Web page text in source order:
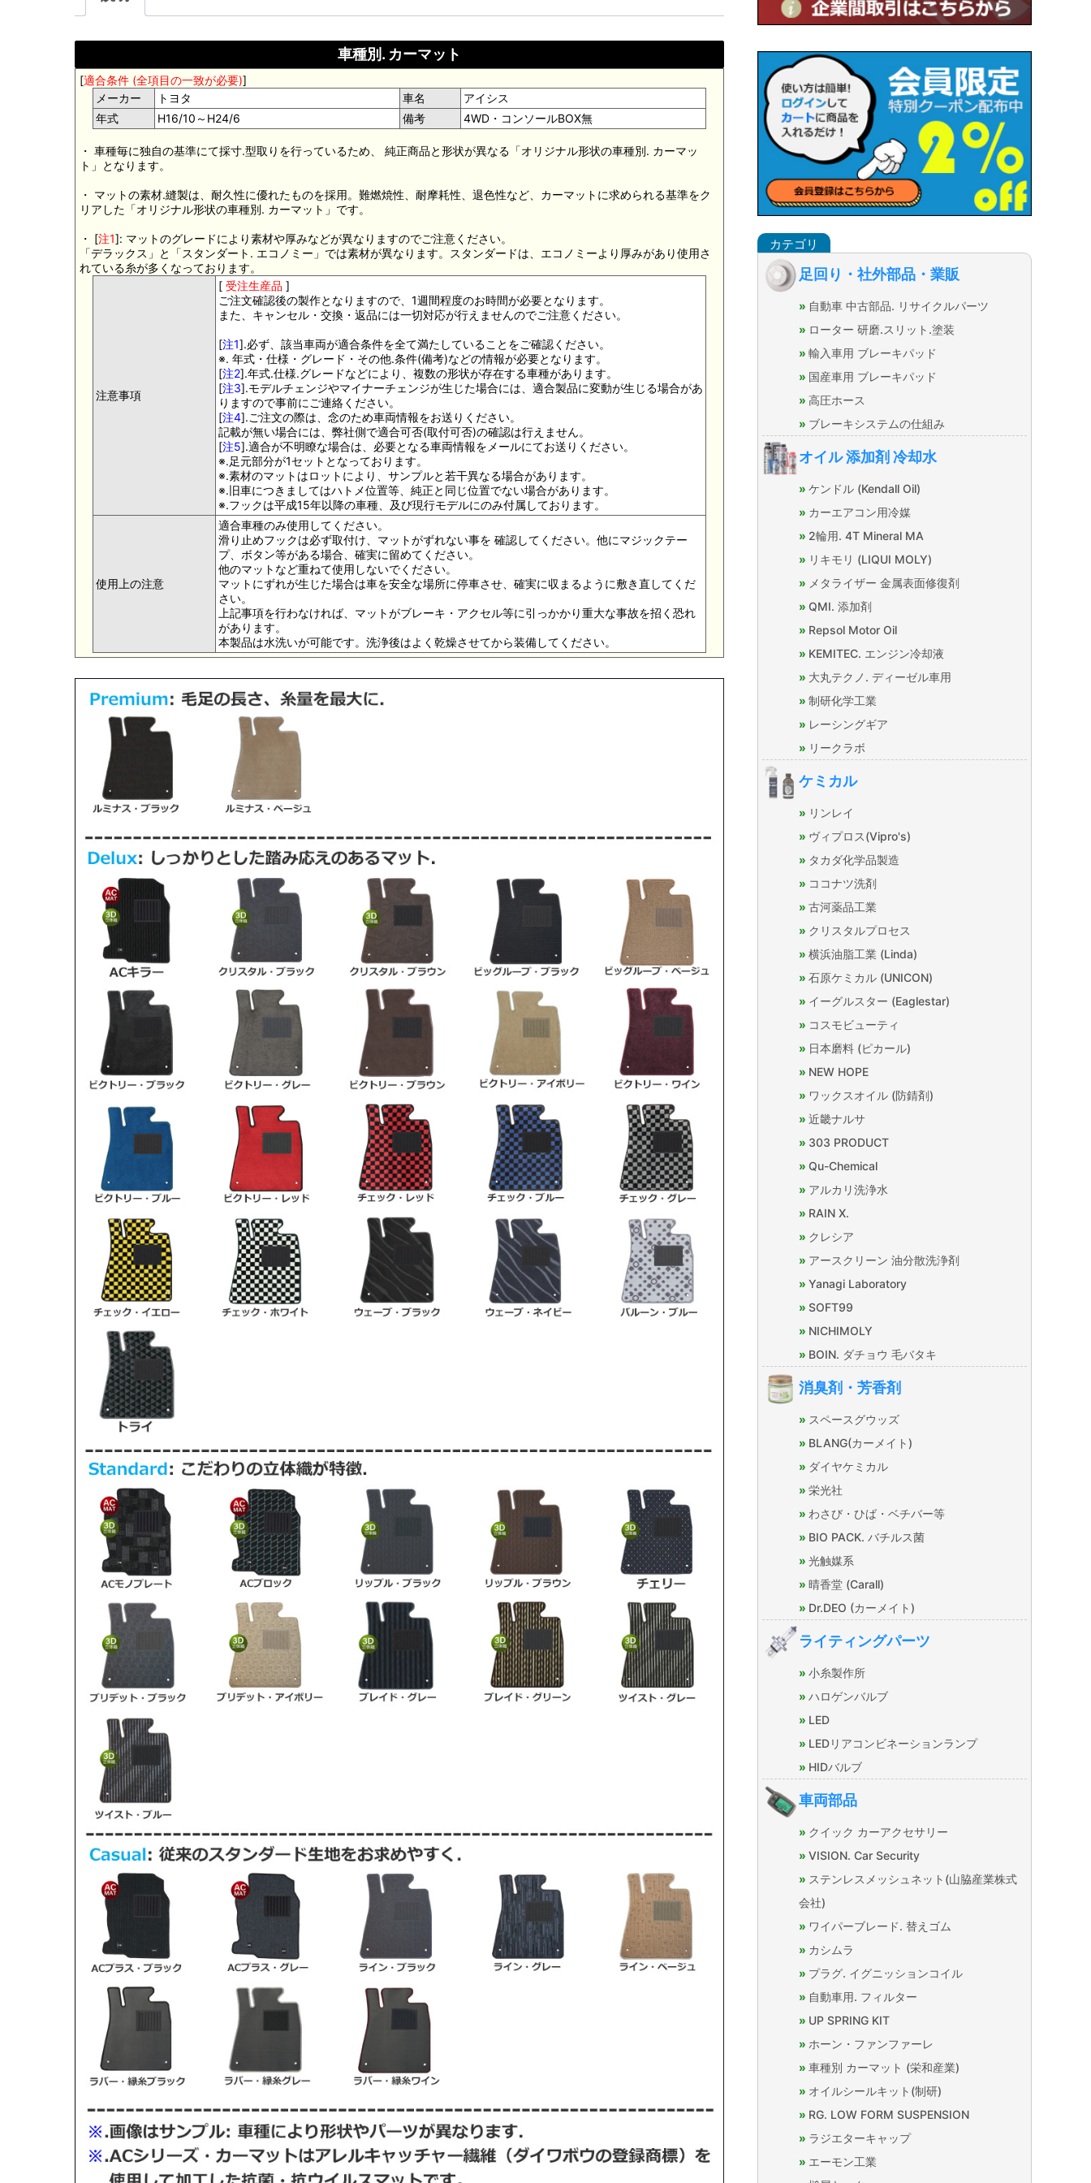
車種別. カーマット
[適合条件 (全項目の一致が必要)]
メーカー
トヨタ 車名
アイシス
年式
H16/10～H24/6 備考 4WD・コンソールBOX無
・ 車種毎に独自の基準にて採寸.型取りを行っているため、 純正商品と形状が異なる「オリジナル形状の車種別. カーマッ
ト」となります。
・ マットの素材.縫製は、耐久性に優れたものを採用。難燃焼性、耐摩耗性、退色性など、カーマットに求められる基準をク
リアした「オリジナル形状の車種別. カーマット」です。
・ [注1]: マットのグレードにより素材や厚みなどが異なりますのでご注意ください。
「デラックス」と「スタンダート. エコノミー」では素材が異なります。スタンダードは、エコノミーより厚みがあり使用さ
れている糸が多くなっております。
注意事項
[ 受注生産品 ]
ご注文確認後の製作となりますので、1週間程度のお時間が必要となります。
また、キャンセル・交換・返品には一切対応が行えませんのでご注意ください。
[注1].必ず、該当車両が適合条件を全て満たしていることをご確認ください。
※. 年式・仕様・グレード・その他.条件(備考)などの情報が必要となります。
[注2].年式.仕様.グレードなどにより、複数の形状が存在する車種があります。
[注3].モデルチェンジやマイナーチェンジが生じた場合には、適合製品に変動が生じる場合があ
りますので事前にご連絡ください。
[注4].ご注文の際は、念のため車両情報をお送りください。
記載が無い場合には、弊社側で適合可否(取付可否)の確認は行えません。
[注5].適合が不明瞭な場合は、必要となる車両情報をメールにてお送りください。
※.足元部分が1セットとなっております。
※.素材のマットはロットにより、サンプルと若干異なる場合があります。
※.旧車につきましてはハトメ位置等、純正と同じ位置でない場合があります。
※.フックは平成15年以降の車種、及び現行モデルにのみ付属しております。
使用上の注意
適合車種のみ使用してください。
滑り止めフックは必ず取付け、マットがずれない事を 確認してください。他にマジックテー
プ、ボタン等がある場合、確実に留めてください。
他のマットなど重ねて使用しないでください。
マットにずれが生じた場合は車を安全な場所に停車させ、確実に収まるように敷き直してくだ
さい。
上記事項を行わなければ、マットがブレーキ・アクセル等に引っかかり重大な事故を招く恐れ
があります。
本製品は水洗いが可能です。洗浄後はよく乾燥させてから装備してください。
足回り・社外部品・業販
自動車 中古部品. リサイクルパーツ
ローター 研磨.スリット.塗装
輸入車用 ブレーキパッド
国産車用 ブレーキパッド
高圧ホース
ブレーキシステムの仕組み
オイル 添加剤 冷却水
ケンドル (Kendall Oil)
カーエアコン用冷媒
2輪用. 4T Mineral MA
リキモリ (LIQUI MOLY)
メタライザー 金属表面修復剤
QMI. 添加剤
Repsol Motor Oil
KEMITEC. エンジン冷却液
大丸テクノ. ディーゼル車用
制研化学工業
レーシングギア
リークラボ
ケミカル
リンレイ
ヴィプロス(Vipro's)
タカダ化学品製造
ココナツ洗剤
古河薬品工業
クリスタルプロセス
横浜油脂工業 (Linda)
石原ケミカル (UNICON)
イーグルスター (Eaglestar)
コスモビューティ
日本磨料 (ピカール)
NEW HOPE
ワックスオイル (防錆剤)
近畿ナルサ
303 PRODUCT
Qu-Chemical
アルカリ洗浄水
RAIN X.
クレシア
アースクリーン 油分散洗浄剤
Yanagi Laboratory
SOFT99
NICHIMOLY
BOIN. ダチョウ 毛バタキ
消臭剤・芳香剤
スペースグウッズ
BLANG(カーメイト)
ダイヤケミカル
栄光社
わさび・ひば・ベチバー等
BIO PACK. バチルス菌
光触媒系
晴香堂 (Carall)
Dr.DEO (カーメイト)
ライティングパーツ
小糸製作所
ハロゲンバルブ
LED
LEDリアコンビネーションランプ
HIDバルブ
車両部品
クイック カーアクセサリー
VISION. Car Security
ステンレスメッシュネット(山脇産業株式
会社)
ワイパーブレード. 替えゴム
カシムラ
プラグ. イグニッションコイル
自動車用. フィルター
UP SPRING KIT
ホーン・ファンファーレ
車種別 カーマット (栄和産業)
オイルシールキット(制研)
RG. LOW FORM SUSPENSION
ラジエターキャップ
エーモン工業